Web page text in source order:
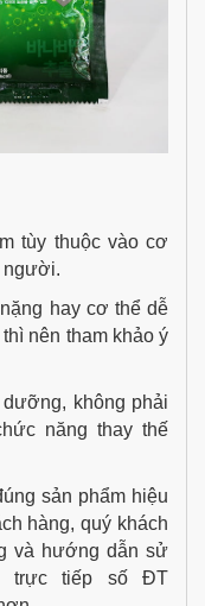
tùy thuộc vào cơ
người.
hay cơ thể dễ
nên tham khảo ý
không phải
năng thay thế
sản phẩm hiệu
hàng, quý khách
và hướng dẫn sử
trực tiếp số ĐT